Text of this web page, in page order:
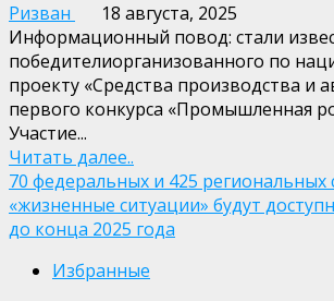
Ризван
18 августа, 2025
Информационный повод: стали
победителиорганизованного по
проекту «Средства производства и
первого конкурса «Промышленная
Участие...
Читать далее..
70 федеральных и 425 региональных
«жизненные ситуации» будут
до конца 2025 года
Избранные